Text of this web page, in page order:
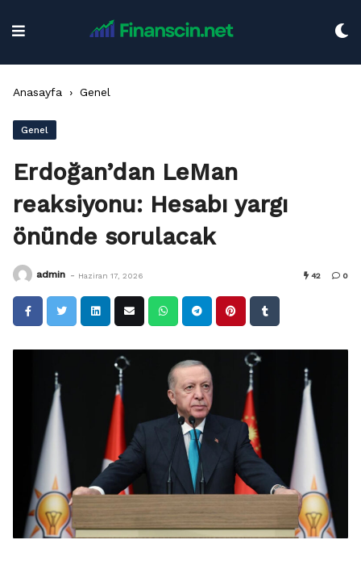
Anasayfa › Genel
Genel
Erdoğan’dan LeMan
reaksiyonu: Hesabı yargı
önünde sorulacak
admin - Haziran 17, 2026 42 0